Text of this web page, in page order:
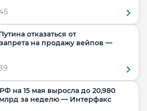
отказаться от
на продажу вейпов —
на 15 мая выросла до 20,980
трлн руб., +125,1 млрд за неделю — Интерфакс